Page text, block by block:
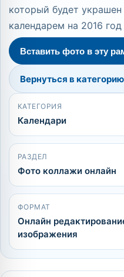
который будет
календарем на 2016 год
Вставить фото в эту
Вернуться в категорию
КАТЕГОРИЯ
Календари
РАЗДЕЛ
Фото коллажи онлайн
ФОРМАТ
Онлайн
изображения